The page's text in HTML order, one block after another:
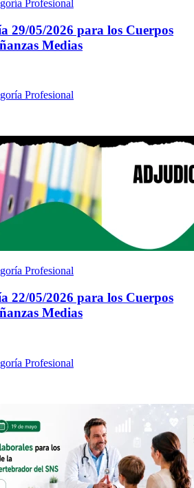
Profesional
29/05/2026 para los Cuerpos
Medias
Profesional
Profesional
22/05/2026 para los Cuerpos
Medias
Profesional